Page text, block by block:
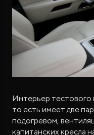
Интерьер тестового
то есть имеет две
подогревом,
капитанских кресла